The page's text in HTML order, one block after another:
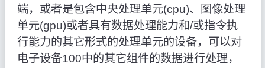
端，或者是包含中央处理单元(cpu)、图像处理
单元(gpu)或者具有数据处理能力和/或指令执
行能力的其它形式的处理单元的设备，可以对
电子设备100中的其它组件的数据进行处理，